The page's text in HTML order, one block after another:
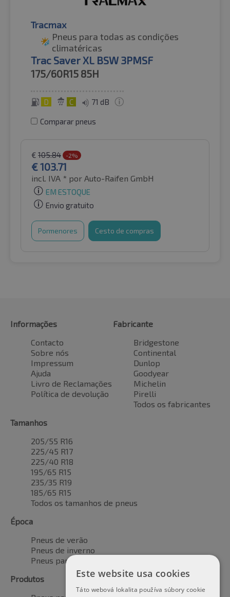
Tracmax
Pneus para todas as condições
climatéricas
Trac Saver XL BSW 3PMSF
175/60R15 85H
D C 71 dB
Comparar pneus
€ 105.84 -2%
€103.71
incl. IVA * por Auto-Raifen GmbH
EM ESTOQUE
Envio gratuito
Pormenores Cesto de compras
Informações
Contacto
Sobre nós
Impressum
Ajuda
Livro de Reclamações
Política de devolução
Fabricante
Bridgestone
Continental
Dunlop
Goodyear
Michelin
Pirelli
Todos os fabricantes
Tamanhos
205/55 R16
225/45 R17
225/40 R18
195/65 R15
235/35 R19
185/65 R15
Todos os tamanhos de pneus
Época
Pneus de verão
Pneus de inverno
Pneus para todas as estações
Produtos
Este website usa cookies
Táto webová lokalita používa súbory cookie